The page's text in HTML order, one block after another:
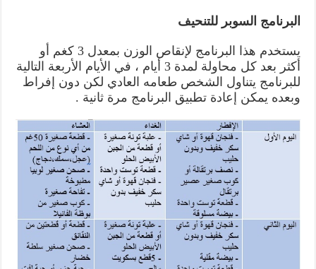
البرنامج السوبر للتنحيف
يستخدم هذا البرنامج لإنقاص الوزن بمعدل 3 كغم أو
أكثر بعد كل محاولة لمدة 3 أيام ، في الأيام الأربعة التالية
للبرنامج يتناول الشخص طعامه العادي لكن دون إفراط
وبعده يمكن إعادة تطبيق البرنامج مرة ثانية .